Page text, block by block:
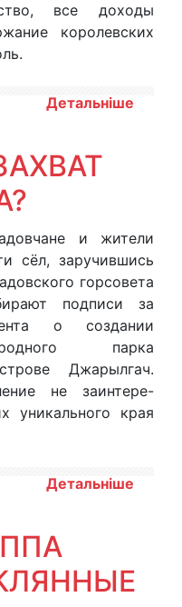
все доходы
королевских
Детальніше
и жители
сёл, заручившись
горсовета
подписи за
о создании
парка
Джарылгач.
не заинтере-
уникального края
Детальніше